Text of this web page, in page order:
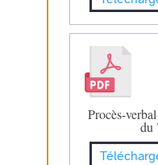
Procès-
du